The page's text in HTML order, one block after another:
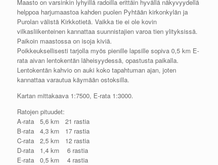
Maasto on varsinkin lyhyillä radoilla erittäin hyvällä näkyvyydellä
helppoa harjumaastoa kahden puolen Pyhtään kirkonkylän ja
Purolan välistä Kirkkotietä. Vaikka tie ei ole kovin
vilkasliikenteinen kannattaa suunnistajien varoa tien ylityksissä.
Paikoin maastossa on isoja kiviä.
Poikkeuksellisesti tarjolla myös pienille lapsille sopiva 0,5 km E-
rata aivan lentokentän läheisyydessä, opastusta paikalla.
Lentokentän kahvio on auki koko tapahtuman ajan, joten
kannattaa varautua käymään ostoksilla.
Kartan mittakaava 1:7500, E-rata 1:3000.
Ratojen pituudet:
A-rata 5,6 km 21 rastia
B-rata 4,3 km 17 rastia
C-rata 2,5 km 12 rastia
D-rata 1,4 km 6 rastia
E-rata 0,5 km 4 rastia